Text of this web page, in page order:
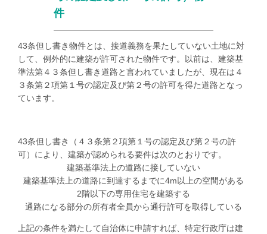
件
43条但し書き物件とは、接道義務を果たしていない土地に対
して、例外的に建築が許可された物件です。以前は、建築基
準法第４３条但し書き道路と言われていましたが、現在は４
３条第２項第１号の認定及び第２号の許可を得た道路となっ
ています。
43条但し書き（４３条第２項第１号の認定及び第２号の許
可）により、建築が認められる要件は次のとおりです。
建築基準法上の道路に接していない
建築基準法上の道路に到達するまでに4m以上の空間がある
2階以下の専用住宅を建築する
通路になる部分の所有者全員から通行許可を取得している
上記の条件を満たして自治体に申請すれば、特定行政庁は建